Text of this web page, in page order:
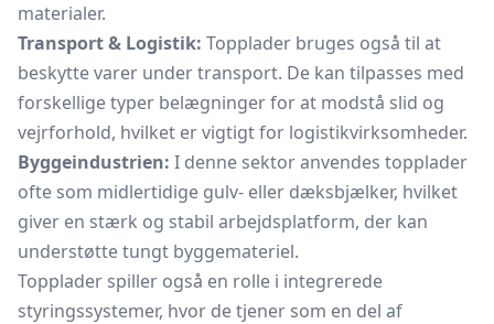
materialer.
Transport & Logistik: Topplader bruges også til at
beskytte varer under transport. De kan tilpasses med
forskellige typer belægninger for at modstå slid og
vejrforhold, hvilket er vigtigt for logistikvirksomheder.
Byggeindustrien: I denne sektor anvendes topplader
ofte som midlertidige gulv- eller dæksbjælker, hvilket
giver en stærk og stabil arbejdsplatform, der kan
understøtte tungt byggemateriel.
Topplader spiller også en rolle i integrerede
styringssystemer, hvor de tjener som en del af